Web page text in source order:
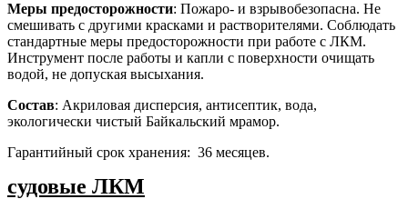
Меры предосторожности: Пожаро- и взрывобезопасна. Не
смешивать с другими красками и растворителями. Соблюдать
стандартные меры предосторожности при работе с ЛКМ.
Инструмент после работы и капли с поверхности очищать
водой, не допуская высыхания.
Состав: Акриловая дисперсия, антисептик, вода,
экологически чистый Байкальский мрамор.
Гарантийный срок хранения: 36 месяцев.
судовые ЛКМ